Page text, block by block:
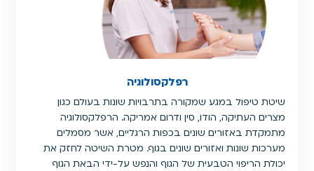
רפלקסולוגיה
שיטת טיפול במגע שמקורה בתרבויות שונות בעולם כגון
מצרים העתיקה, הודו, סין ודרום אמריקה. הרפלקסולוגיה
מתמקדת באזורים שונים בכפות הרגליים, אשר מסמלים
מערכות שונות ואזורים שונים בגוף. מטרת השיטה לחזק את
יכולת הריפוי הטבעית של הגוף והנפש על-ידי הבאת הגוף